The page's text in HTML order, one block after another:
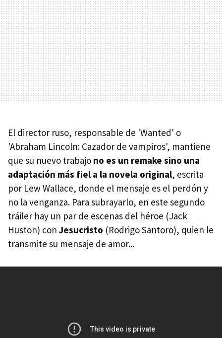
El director ruso, responsable de 'Wanted' o
'Abraham Lincoln: Cazador de vampiros', mantiene
que su nuevo trabajo no es un remake sino una
adaptación más fiel a la novela original, escrita
por Lew Wallace, donde el mensaje es el perdón y
no la venganza. Para subrayarlo, en este segundo
tráiler hay un par de escenas del héroe (Jack
Huston) con Jesucristo (Rodrigo Santoro), quien le
transmite su mensaje de amor...